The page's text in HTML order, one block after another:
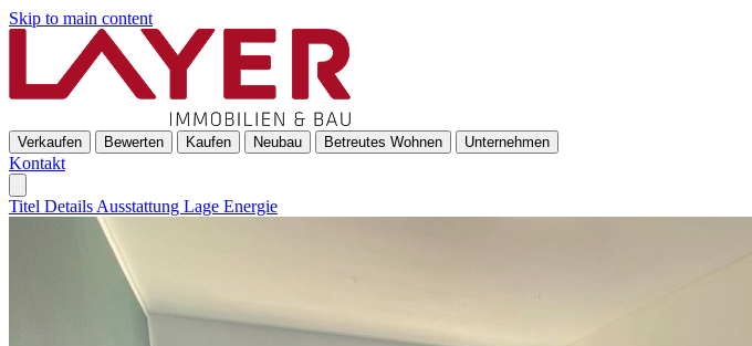
Skip to main content
Verkaufen Bewerten Kaufen Neubau Betreutes Wohnen Unternehmen
Kontakt
Titel Details Ausstattung Lage Energie